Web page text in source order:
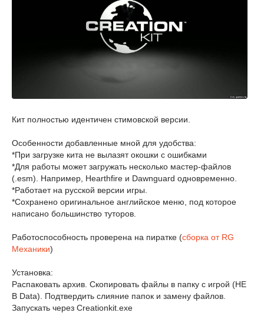
Кит полностью идентичен стимовской версии.
Особенности добавленные мной для удобства:
*При загрузке кита не вылазят окошки с ошибками
*Для работы может загружать несколько мастер-файлов
(.esm). Например, Hearthfire и Dawnguard одновременно.
*Работает на русской версии игры.
*Сохранено оригинальное английское меню, под которое
написано большинство туторов.
Работоспособность проверена на пиратке (сборка от RG
Механики)
Установка:
Распаковать архив. Скопировать файлы в папку с игрой (НЕ
В Data). Подтвердить слияние папок и замену файлов.
Запускать через Creationkit.exe